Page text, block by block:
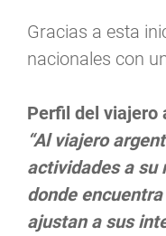
Gracias a esta
nacionales con
Perfil del viajero
“Al viajero
actividades a su
donde
ajustan a sus